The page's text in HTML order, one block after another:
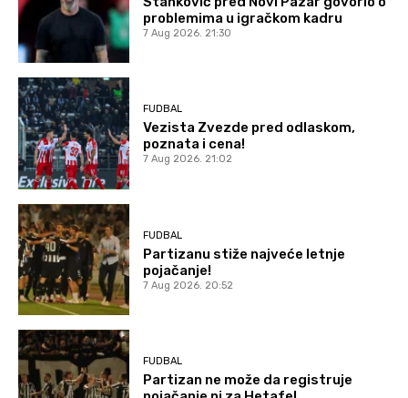
problemima u igračkom kadru
7 Aug 2026. 21:30
FUDBAL
Vezista Zvezde pred odlaskom,
poznata i cena!
7 Aug 2026. 21:02
FUDBAL
Partizanu stiže najveće letnje
pojačanje!
7 Aug 2026. 20:52
FUDBAL
Partizan ne može da registruje